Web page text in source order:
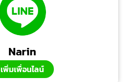
Narin
เพิ่มเพื่อนไลน์